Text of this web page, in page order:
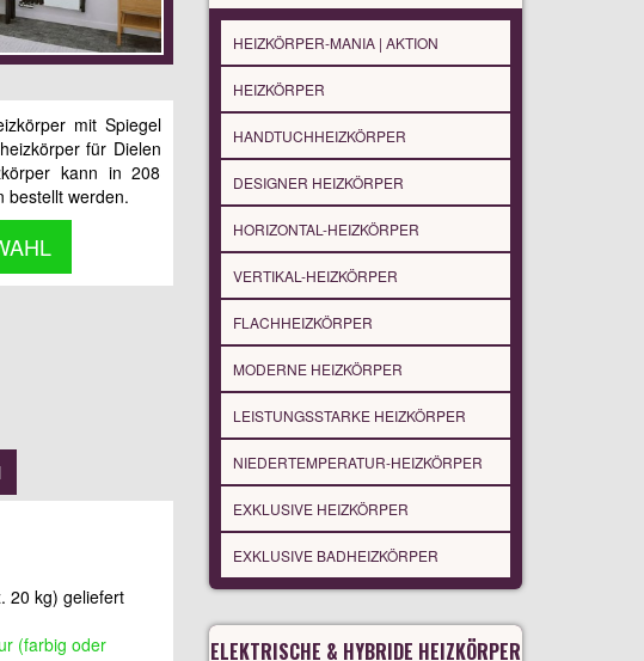
mit Spiegel
für Dielen
kann in 208
bestellt werden.
20 kg) geliefert
(farbig oder
HEIZKÖRPER-MANIA | AKTION
HEIZKÖRPER
HANDTUCHHEIZKÖRPER
DESIGNER HEIZKÖRPER
HORIZONTAL-HEIZKÖRPER
VERTIKAL-HEIZKÖRPER
FLACHHEIZKÖRPER
MODERNE HEIZKÖRPER
LEISTUNGSSTARKE HEIZKÖRPER
NIEDERTEMPERATUR-HEIZKÖRPER
EXKLUSIVE HEIZKÖRPER
EXKLUSIVE BADHEIZKÖRPER
ELEKTRISCHE & HYBRIDE HEIZKÖRPER